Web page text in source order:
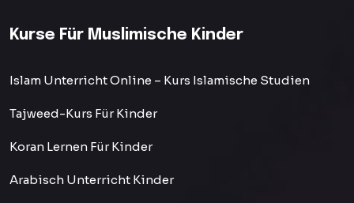
Kurse Für Muslimische Kinder
Islam Unterricht Online – Kurs Islamische Studien
Tajweed-Kurs Für Kinder
Koran Lernen Für Kinder
Arabisch Unterricht Kinder